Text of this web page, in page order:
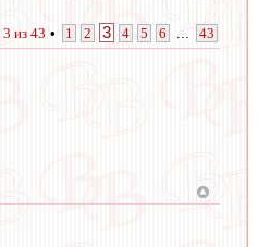
3 из 43 • 1 2 3 4 5 6 43